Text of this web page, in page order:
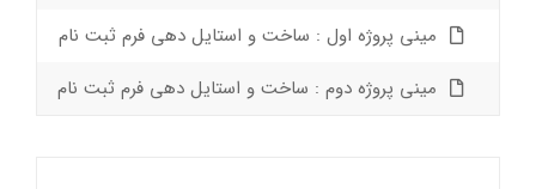
مینی پروژه اول : ساخت و استایل دهی فرم ثبت نام
مینی پروژه دوم : ساخت و استایل دهی فرم ثبت نام